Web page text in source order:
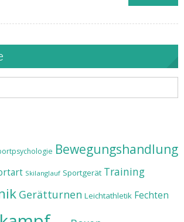
Bewegungshandlung
Skilanglauf Sportgerät Training
Gerätturnen Leichtathletik Fechten